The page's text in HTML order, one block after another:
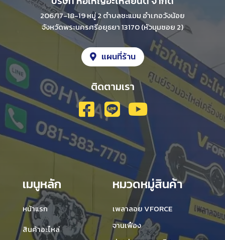
206/17-18-19 หมู่ 2 ตําบลชะแมม อําเภอวังน้อย
จังหวัดพระนครศรีอยุธยา 13170 (หัวมุมซอย 2)
แผนที่ร้าน
ติดตามเรา
เมนูหลัก
หน้าแรก
สินค้าอะไหล่
หมวดหมู่สินค้า
เพลาลอย VFORCE
จานเฟือง